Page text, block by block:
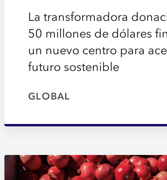
La transformadora
50 millones de dólares
un nuevo centro para
futuro sostenible
GLOBAL